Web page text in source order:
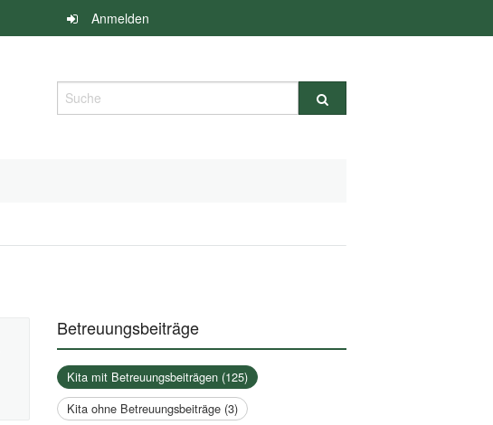
Anmelden
Suche
Betreuungsbeiträge
Kita mit Betreuungsbeiträgen (125)
Kita ohne Betreuungsbeiträge (3)